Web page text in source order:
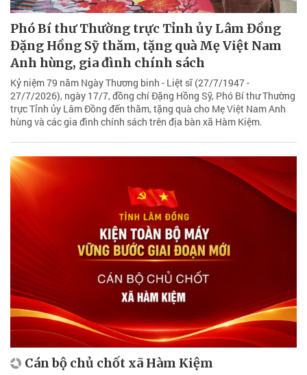
Phó Bí thư Thường trực Tỉnh ủy Lâm Đồng
Đặng Hồng Sỹ thăm, tặng quà Mẹ Việt Nam
Anh hùng, gia đình chính sách
Kỷ niệm 79 năm Ngày Thương binh - Liệt sĩ (27/7/1947 -
27/7/2026), ngày 17/7, đồng chí Đặng Hồng Sỹ, Phó Bí thư Thường
trực Tỉnh ủy Lâm Đồng đến thăm, tặng quà cho Mẹ Việt Nam Anh
hùng và các gia đình chính sách trên địa bàn xã Hàm Kiệm.
Cán bộ chủ chốt xã Hàm Kiệm